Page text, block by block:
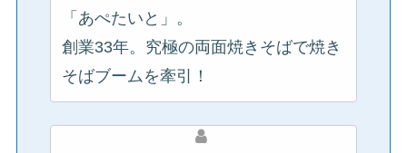
「あぺたいと」。
創業33年。究極の両面焼きそばで焼き
そばブームを牽引！